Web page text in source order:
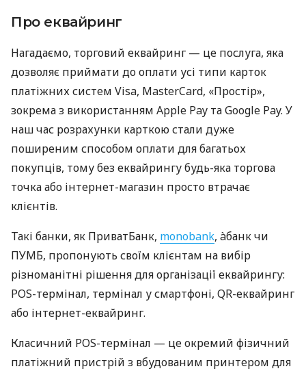
Про еквайринг
Нагадаємо, торговий еквайринг — це послуга, яка
дозволяє приймати до оплати усі типи карток
платіжних систем Visa, MasterCard, «Простір»,
зокрема з використанням Apple Pay та Google Pay. У
наш час розрахунки карткою стали дуже
поширеним способом оплати для багатьох
покупців, тому без еквайрингу будь-яка торгова
точка або інтернет-магазин просто втрачає
клієнтів.
Такі банки, як ПриватБанк, monobank, àбанк чи
ПУМБ, пропонують своїм клієнтам на вибір
різноманітні рішення для організації еквайрингу:
POS-термінал, термінал у смартфоні, QR-еквайринг
або інтернет-еквайринг.
Класичний POS-термінал — це окремий фізичний
платіжний пристрій з вбудованим принтером для